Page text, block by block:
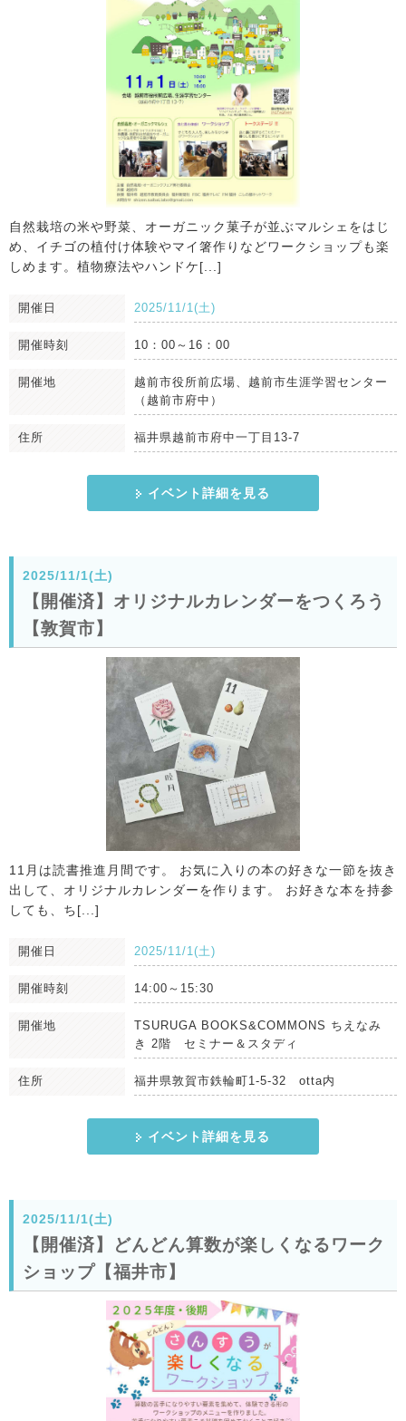
自然栽培の米や野菜、オーガニック菓子が並ぶマルシェをはじ
め、イチゴの植付け体験やマイ箸作りなどワークショップも楽
しめます。植物療法やハンドケ[...]
開催日 2025/11/1(土)
開催時刻 10：00～16：00
開催地
越前市役所前広場、越前市生涯学習センター
（越前市府中）
住所 福井県越前市府中一丁目13-7
イベント詳細を見る
2025/11/1(土)
【開催済】オリジナルカレンダーをつくろう
【敦賀市】
11月は読書推進月間です。 お気に入りの本の好きな一節を抜き
出して、オリジナルカレンダーを作ります。 お好きな本を持参
しても、ち[...]
開催日 2025/11/1(土)
開催時刻 14:00～15:30
開催地
TSURUGA BOOKS&COMMONS ちえなみ
き 2階 セミナー＆スタディ
住所 福井県敦賀市鉄輪町1-5-32 otta内
イベント詳細を見る
2025/11/1(土)
【開催済】どんどん算数が楽しくなるワーク
ショップ【福井市】